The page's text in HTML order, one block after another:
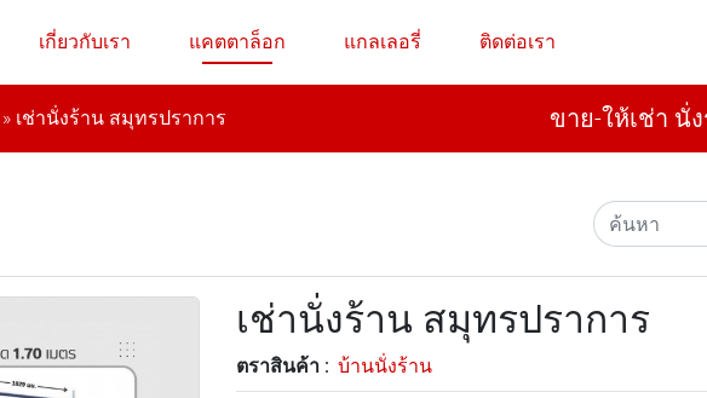
เกี่ยวกับเรา แคตตาล็อก แกลเลอรี่ ติดต่อเรา
» เช่านั่งร้าน สมุทรปราการ ขาย-ให้เช่า นั่
เช่านั่งร้าน สมุทรปราการ
ตราสินค้า : บ้านนั่งร้าน